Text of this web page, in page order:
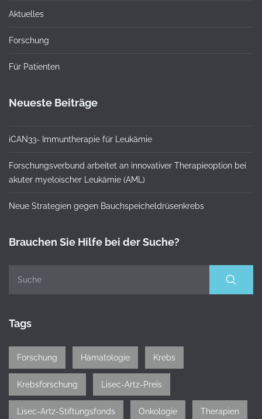
Aktuelles
Forschung
Für Patienten
Neueste Beiträge
iCAN33- Immuntherapie für Leukämie
Forschungsverbund arbeitet an innovativer Therapieoption bei
akuter myeloischer Leukämie (AML)
Neue Strategien gegen Bauchspeicheldrüsenkrebs
Brauchen Sie Hilfe bei der Suche?
Tags
Forschung Hämatologie Krebs
Krebsforschung Lisec-Artz-Preis
Lisec-Artz-Stiftungsfonds Onkologie Therapien